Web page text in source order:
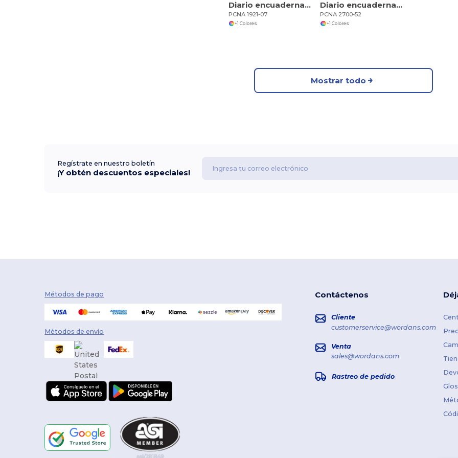
Diario encuadernado de bolsillo FSC Mix Ambassador de 3,5 x 5 pulgadas
PCNA 1921-07
+1 Colores
Diario encuadernado de 5" x 7" FSC Mix Executive
PCNA 2700-52
+1 Colores
Mostrar todo
Regístrate en nuestro boletín
¡Y obtén descuentos especiales!
Métodos de pago
Métodos de envío
Contáctenos
Cliente
customerservice@wordans.com
Venta
sales@wordans.com
Rastreo de pedido